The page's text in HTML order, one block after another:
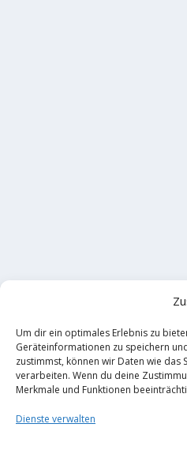
Um dir ein optimales Erlebnis zu
Geräteinformationen zu speichern
zustimmst, können wir Daten wie
verarbeiten. Wenn du deine
Merkmale und Funktionen
Dienste verwalten